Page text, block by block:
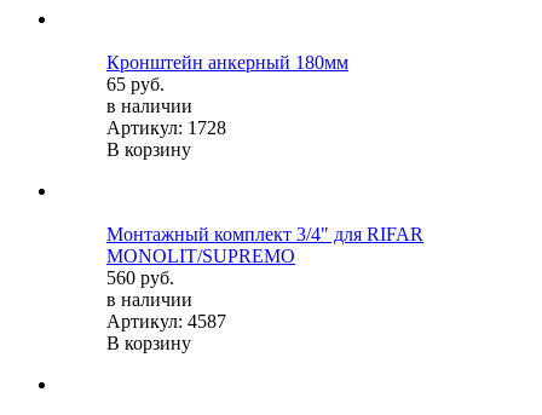
Кронштейн анкерный 180мм
65 руб.
в наличии
Артикул: 1728
В корзину
Монтажный комплект 3/4" для RIFAR
MONOLIT/SUPREMO
560 руб.
в наличии
Артикул: 4587
В корзину